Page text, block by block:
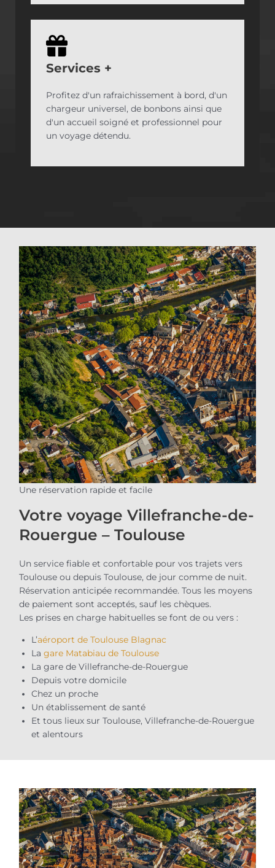
Services +
Profitez d'un rafraichissement à bord, d'un
chargeur universel, de bonbons ainsi que
d'un accueil soigné et professionnel pour
un voyage détendu.
Une réservation rapide et facile
Votre voyage Villefranche-de-
Rouergue – Toulouse
Un service fiable et confortable pour vos trajets vers
Toulouse ou depuis Toulouse, de jour comme de nuit.
Réservation anticipée recommandée. Tous les moyens
de paiement sont acceptés, sauf les chèques.
Les prises en charge habituelles se font de ou vers :
L’aéroport de Toulouse Blagnac
La gare Matabiau de Toulouse
La gare de Villefranche-de-Rouergue
Depuis votre domicile
Chez un proche
Un établissement de santé
Et tous lieux sur Toulouse, Villefranche-de-Rouergue
et alentours